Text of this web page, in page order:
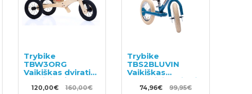
Trybike
TBW3ORG
Vaikiškas dviratis -
medinio rėmo
balansinis dviratis
120,00€ 160,00€
Trybike
TBS2BLUVIN
Vaikiškas
balansinis dviratis
su metaliniu rėmu
74,96€ 99,95€